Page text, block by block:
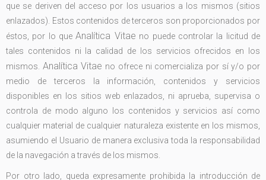
que se deriven del acceso por los usuarios a los mismos (sitios
enlazados). Estos contenidos de terceros son proporcionados por
éstos, por lo queAnalítica Vitae no puede controlar la licitud de
tales contenidos ni la calidad de los servicios ofrecidos en los
mismos. Analítica Vitae no ofrece ni comercializa por sí y/o por
medio de terceros la información, contenidos y servicios
disponibles en los sitios web enlazados, ni aprueba, supervisa o
controla de modo alguno los contenidos y servicios así como
cualquier material de cualquier naturaleza existente en los mismos,
asumiendo el Usuario de manera exclusiva toda la responsabilidad
de la navegación a través de los mismos.
Por otro lado, queda expresamente prohibida la introducción de